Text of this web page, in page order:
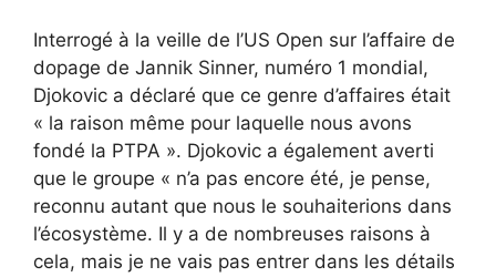
Interrogé à la veille de l’US Open sur l’affaire de
dopage de Jannik Sinner, numéro 1 mondial,
Djokovic a déclaré que ce genre d’affaires était
« la raison même pour laquelle nous avons
fondé la PTPA ». Djokovic a également averti
que le groupe « n’a pas encore été, je pense,
reconnu autant que nous le souhaiterions dans
l’écosystème. Il y a de nombreuses raisons à
cela, mais je ne vais pas entrer dans les détails